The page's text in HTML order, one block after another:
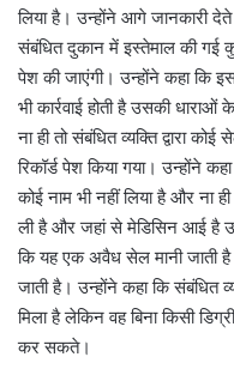
लिया है। उन्होंने आगे जानकारी
संबंधित दुकान में इस्तेमाल की गई
पेश की जाएंगी। उन्होंने कहा कि
भी कार्रवाई होती है उसकी धाराओं
ना ही तो संबंधित व्यक्ति द्वारा
रिकॉर्ड पेश किया गया। उन्होंने
कोई नाम भी नहीं लिया है और ना
ली है और जहां से मेडिसिन आई है
कि यह एक अवैध सेल मानी जाती है
जाती है। उन्होंने कहा कि संबंधित
मिला है लेकिन वह बिना किसी
कर सकते।